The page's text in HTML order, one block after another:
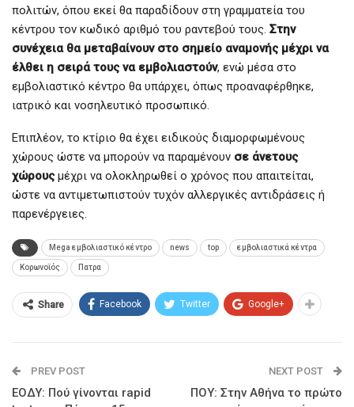
πολιτών, όπου εκεί θα παραδίδουν στη γραμματεία του
κέντρου τον κωδικό αριθμό του ραντεβού τους. Στην
συνέχεια θα μεταβαίνουν στο σημείο αναμονής μέχρι να
έλθει η σειρά τους να εμβολιαστούν, ενώ μέσα στο
εμβολιαστικό κέντρο θα υπάρχει, όπως προαναφέρθηκε,
ιατρικό και νοσηλευτικό προσωπικό.
Επιπλέον, το κτίριο θα έχει ειδικούς διαμορφωμένους
χώρους ώστε να μπορούν να παραμένουν σε άνετους
χώρους μέχρι να ολοκληρωθεί ο χρόνος που απαιτείται,
ώστε να αντιμετωπιστούν τυχόν αλλεργικές αντιδράσεις ή
παρενέργειες.
Mega εμβολιαστικό κέντρο news top εμβολιαστικά κέντρα
Κορωνοϊός Πατρα
Share Facebook Twitter Google+
PREV POST
ΕΟΔΥ: Πού γίνονται rapid
NEXT POST
ΠΟΥ: Στην Αθήνα το πρώτο